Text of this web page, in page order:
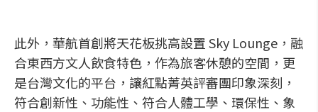
此外，華航首創將天花板挑高設置 Sky Lounge，融
合東西方文人飲食特色，作為旅客休憩的空間，更
是台灣文化的平台，讓紅點菁英評審團印象深刻，
符合創新性、功能性、符合人體工學、環保性、象